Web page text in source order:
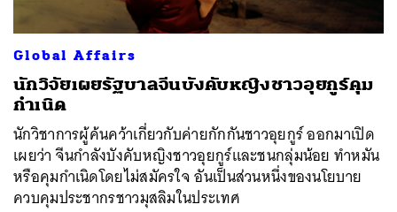
Global Affairs
นักวิจัยเผยรัฐบาลจีนบังคับหญิงชาวอุยกูร์คุม
กำเนิด
นักวิชาการผู้ค้นคว้าเกี่ยวกับค่ายกักกันชาวอุยกูร์ ออกมาเปิด
เผยว่า จีนกำลังบังคับหญิงชาวอุยกูร์และชนกลุ่มน้อย ทำหมัน
หรือคุมกำเนิดโดยไม่สมัครใจ อันเป็นส่วนหนึ่งของนโยบาย
ควบคุมประชากรชาวมุสลิมในประเทศ